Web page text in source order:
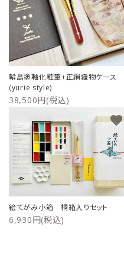
輪島塗軸化粧筆+正絹織物ケース
(yurie style)
38,500円(税込)
絵てがみ小箱 桐箱入りセット
6,930円(税込)
favorite